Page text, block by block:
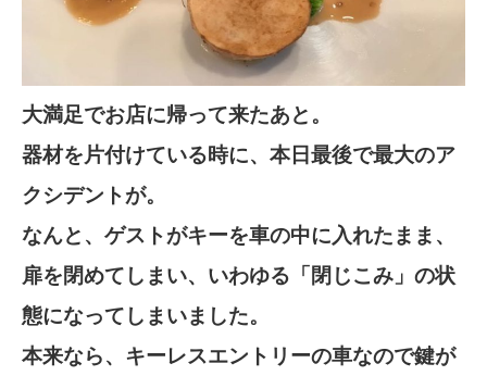
大満足でお店に帰って来たあと。
器材を片付けている時に、本日最後で最大のア
クシデントが。
なんと、ゲストがキーを車の中に入れたまま、
扉を閉めてしまい、いわゆる「閉じこみ」の状
態になってしまいました。
本来なら、キーレスエントリーの車なので鍵が